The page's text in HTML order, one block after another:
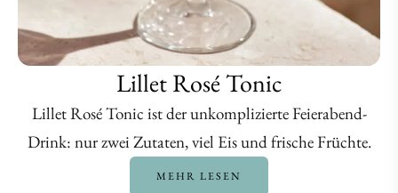
Lillet Rosé Tonic
Lillet Rosé Tonic ist der unkomplizierte Feierabend-
Drink: nur zwei Zutaten, viel Eis und frische Früchte.
MEHR LESEN